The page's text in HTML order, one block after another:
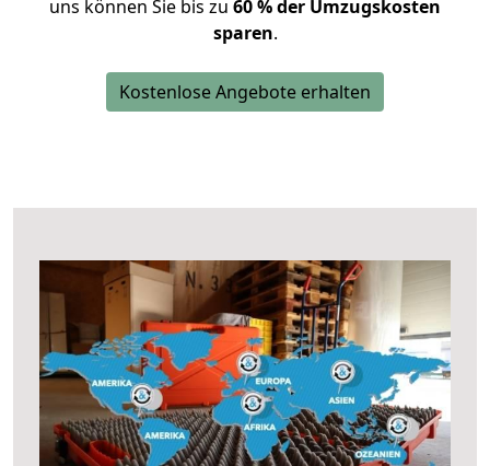
uns können Sie bis zu 60 % der Umzugskosten
sparen.
Kostenlose Angebote erhalten